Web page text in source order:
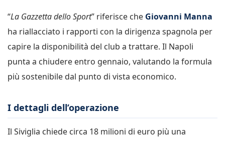
“La Gazzetta dello Sport” riferisce che Giovanni Manna
ha riallacciato i rapporti con la dirigenza spagnola per
capire la disponibilità del club a trattare. Il Napoli
punta a chiudere entro gennaio, valutando la formula
più sostenibile dal punto di vista economico.
I dettagli dell’operazione
Il Siviglia chiede circa 18 milioni di euro più una